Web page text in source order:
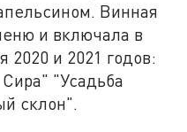
Винная
и включала в
2020 и 2021 годов:
"Усадьба
склон".